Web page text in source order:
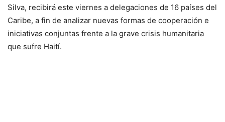
Silva, recibirá este viernes a delegaciones de 16 países del
Caribe, a fin de analizar nuevas formas de cooperación e
iniciativas conjuntas frente a la grave crisis humanitaria
que sufre Haití.